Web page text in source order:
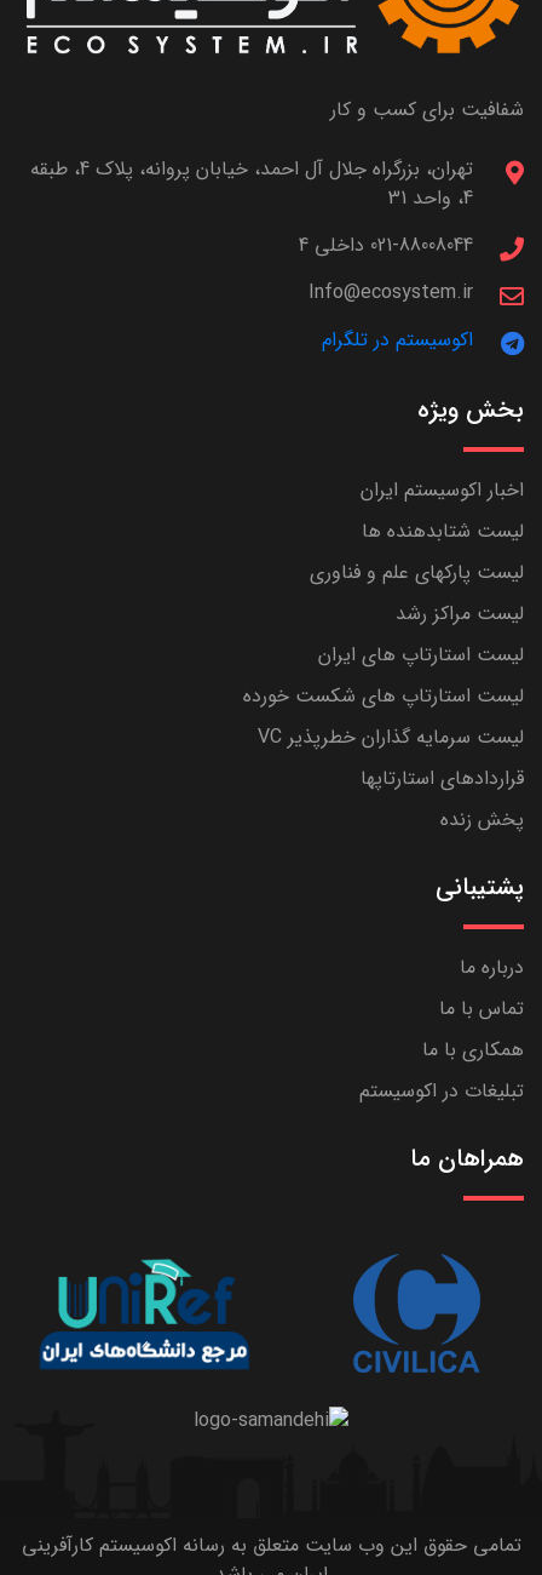
شفافیت برای کسب و کار
تهران، بزرگراه جلال آل احمد، خیابان پروانه، پلاک 4، طبقه
4، واحد 31
021-88008044 داخلی 4
Info@ecosystem.ir
اکوسیستم در تلگرام
بخش ویژه
اخبار اکوسیستم ایران
لیست شتابدهنده ها
لیست پارکهای علم و فناوری
لیست مراکز رشد
لیست استارتاپ های ایران
لیست استارتاپ های شکست خورده
لیست سرمایه گذاران خطرپذیر VC
قراردادهای استارتاپها
پخش زنده
پشتیبانی
درباره ما
تماس با ما
همکاری با ما
تبلیغات در اکوسیستم
همراهان ما
تمامی حقوق این وب سایت متعلق به رسانه اکوسیستم کارآفرینی